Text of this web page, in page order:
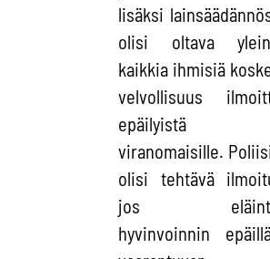
lisäksi
olisi oltava
kaikkia ihmisiä
velvollisuus
epäilyistä
viranomaisille.
olisi tehtävä
jos
hyvinvoinnin